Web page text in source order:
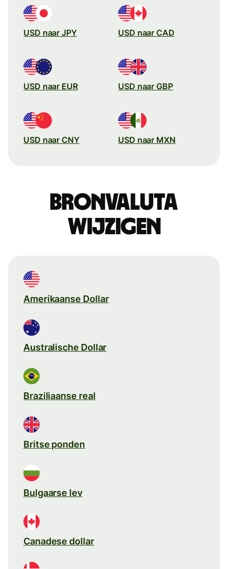
USD naar JPY USD naar CAD
USD naar EUR USD naar GBP
USD naar CNY USD naar MXN
Bronvaluta
wijzigen
Amerikaanse Dollar
Australische Dollar
Braziliaanse real
Britse ponden
Bulgaarse lev
Canadese dollar